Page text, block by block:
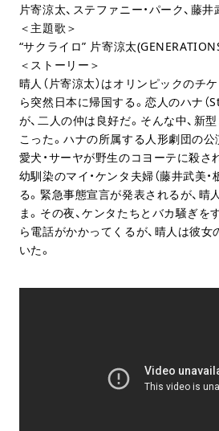
片寄涼太、ステファニー・パーク、藤
＜主題歌＞
“サクライロ” 片寄涼太
＜ストーリー＞
晴人（片寄涼太）はオリンピックのチ
ら突然日本に帰国する。恋人のハナ（
が、二人の仲は良好だ。そんな中、新
こった。ハナの所属する人形劇団の
愛犬・サーヤが野生のコヨーテに殺さ
幼馴染のマイ・ケンタ夫婦（藤井武美
る。緊急事態宣言が発表されるが、晴
ま。その夜、ケンタたちとバカ騒ぎ
ら電話がかかってくるが、晴人は彼女
いた。